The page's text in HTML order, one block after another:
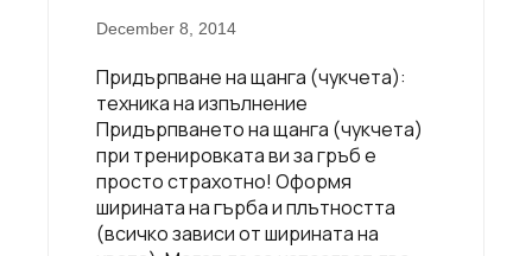
December 8, 2014
Придърпване на щанга (чукчета):
техника на изпълнение
Придърпването на щанга (чукчета)
при тренировката ви за гръб е
просто страхотно! Оформя
ширината на гърба и плътността
(всичко зависи от ширината на